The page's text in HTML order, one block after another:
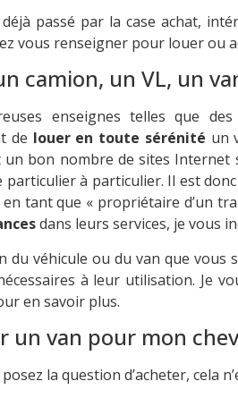
passé par la case achat,
vous renseigner pour louer ou
camion, un VL, un
enseignes telles que
de louer en toute sérénité un
un bon nombre de sites Internet
particulier à particulier. Il est
tant que « propriétaire d’un
dans leurs services, je vous
du véhicule ou du van que
à leur utilisation. Je
en savoir plus.
un van pour mon
la question d’acheter, cela